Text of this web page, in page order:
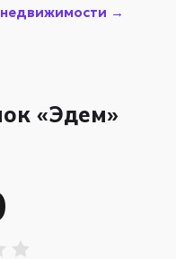
→
«Эдем»